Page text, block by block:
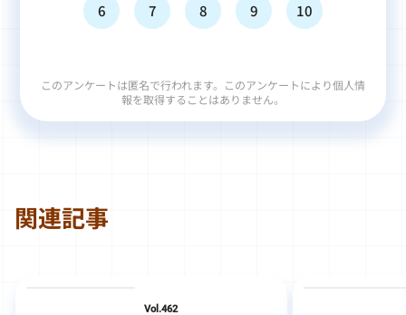
6 7 8 9 10
このアンケートは匿名で行われます。このアンケートにより個人情
報を取得することはありません。
関連記事
Vol.462